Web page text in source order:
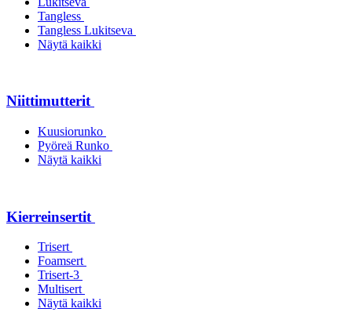
Tangless
Tangless Lukitseva
Näytä kaikki
Niittimutterit
Kuusiorunko
Pyöreä Runko
Näytä kaikki
Kierreinsertit
Trisert
Foamsert
Trisert-3
Multisert
Näytä kaikki